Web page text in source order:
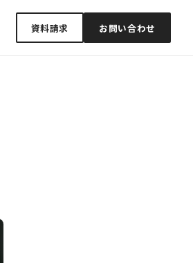
資料請求 お問い合わせ